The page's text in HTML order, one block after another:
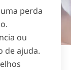
perda
ou
de ajuda.